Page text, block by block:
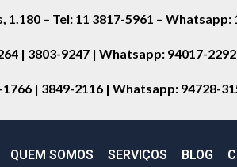
– Tel: 11 3817-5961 – Whatsapp:
| 3803-9247 | Whatsapp: 94017-2292
1766 | 3849-2116 | Whatsapp: 94728-
QUEM SOMOS SERVIÇOS BLOG